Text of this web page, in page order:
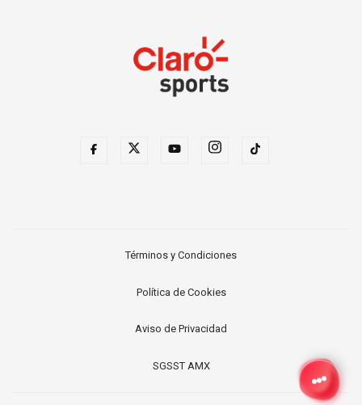
Términos y Condiciones
Política de Cookies
Aviso de Privacidad
SGSST AMX